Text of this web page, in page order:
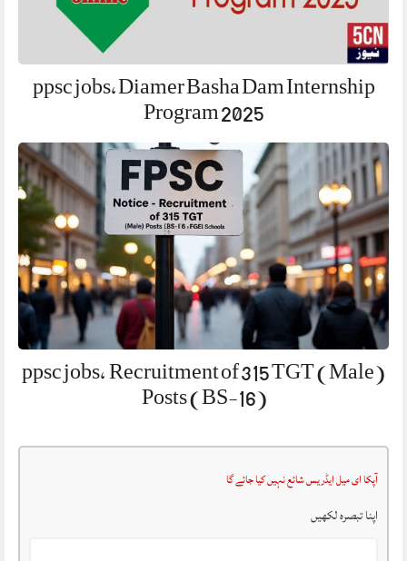
ppsc jobs, Diamer Basha Dam Internship
Program 2025
ppsc jobs, Recruitment of 315 TGT (Male)
Posts (BS-16)
آپکا ای میل ایڈریس شائع نہیں کیا جائے گا
اپنا تبصرہ لکھیں